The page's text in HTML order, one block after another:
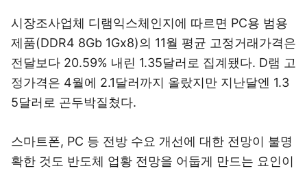
시장조사업체 디램익스체인지에 따르면 PC용 범용
제품(DDR4 8Gb 1Gx8)의 11월 평균 고정거래가격은
전달보다 20.59% 내린 1.35달러로 집계됐다. D램 고
정가격은 4월에 2.1달러까지 올랐지만 지난달엔 1.3
5달러로 곤두박질쳤다.
스마트폰, PC 등 전방 수요 개선에 대한 전망이 불명
확한 것도 반도체 업황 전망을 어둡게 만드는 요인이